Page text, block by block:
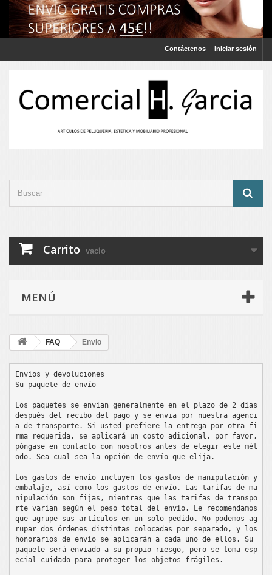
Iniciar sesión
Contáctenos
Carrito vacío
MENÚ
FAQ Envio
Envíos y devoluciones
Su paquete de envío
Los paquetes se envían generalmente en el plazo de 2 días
después del recibo del pago y se envia por nuestra agenci
a de transporte. Si usted prefiere la entrega por otra fi
rma requerida, se aplicará un costo adicional, por favor,
póngase en contacto con nosotros antes de elegir este mét
odo. Sea cual sea la opción de envío que elija.
Los gastos de envío incluyen los gastos de manipulación y
embalaje, así como los gastos de envío. Las tarifas de ma
nipulación son fijas, mientras que las tarifas de transpo
rte varían según el peso total del envío. Le recomendamos
que agrupe sus artículos en un solo pedido. No podemos ag
rupar dos órdenes distintas colocadas por separado, y los
honorarios de envío se aplicarán a cada uno de ellos. Su
paquete será enviado a su propio riesgo, pero se toma esp
ecial cuidado para proteger los objetos frágiles.